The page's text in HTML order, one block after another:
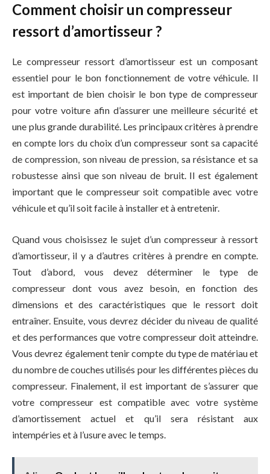
Comment choisir un compresseur
ressort d’amortisseur ?
Le compresseur ressort d’amortisseur est un composant
essentiel pour le bon fonctionnement de votre véhicule. Il
est important de bien choisir le bon type de compresseur
pour votre voiture afin d’assurer une meilleure sécurité et
une plus grande durabilité. Les principaux critères à prendre
en compte lors du choix d’un compresseur sont sa capacité
de compression, son niveau de pression, sa résistance et sa
robustesse ainsi que son niveau de bruit. Il est également
important que le compresseur soit compatible avec votre
véhicule et qu’il soit facile à installer et à entretenir.
Quand vous choisissez le sujet d’un compresseur à ressort
d’amortisseur, il y a d’autres critères à prendre en compte.
Tout d’abord, vous devez déterminer le type de
compresseur dont vous avez besoin, en fonction des
dimensions et des caractéristiques que le ressort doit
entraîner. Ensuite, vous devrez décider du niveau de qualité
et des performances que votre compresseur doit atteindre.
Vous devrez également tenir compte du type de matériau et
du nombre de couches utilisés pour les différentes pièces du
compresseur. Finalement, il est important de s’assurer que
votre compresseur est compatible avec votre système
d’amortissement actuel et qu’il sera résistant aux
intempéries et à l’usure avec le temps.